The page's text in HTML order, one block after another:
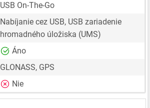
USB On-The-Go
Nabíjanie cez USB, USB zariadenie
hromadného úložiska (UMS)
Áno
GLONASS, GPS
Nie